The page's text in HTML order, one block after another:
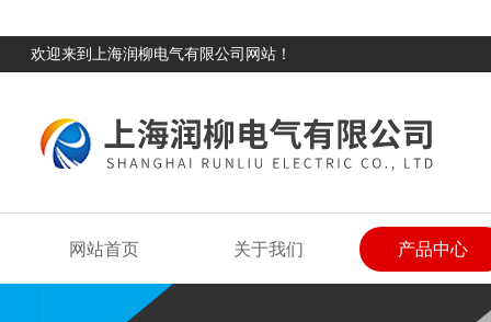
欢迎来到上海润柳电气有限公司网站！
网站首页 关于我们 产品中心